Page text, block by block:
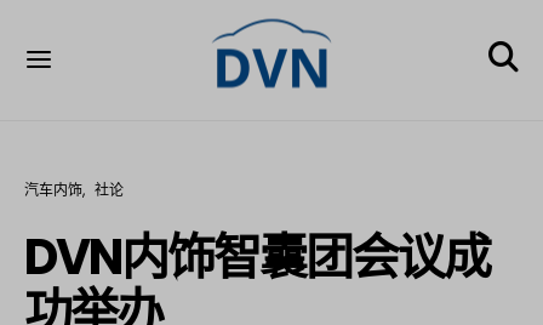
汽车内饰 社论
DVN内饰智囊团会议成